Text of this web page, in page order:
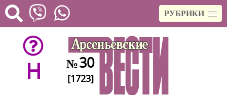
РУБРИКИ
H №30
[1723]